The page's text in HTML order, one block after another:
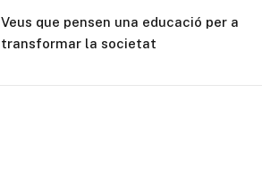
Veus que pensen una educació per a
transformar la societat